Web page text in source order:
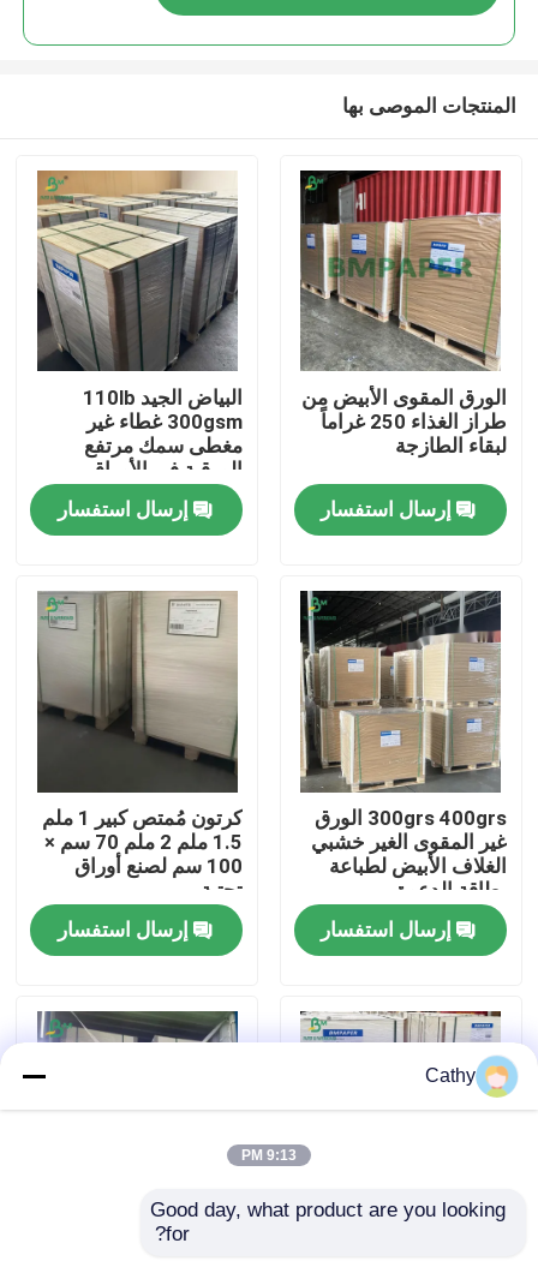
منزل
المنتجات
حول بنا
جولة في المعمل
ضبط الجودة
أخبار
المنتجات الموصى بها
الورق المقوى الأبيض من
طراز الغذاء 250 غراماً
لبقاء الطازجة
إرسال استفسار
البياض الجيد 110lb
300gsm غطاء غير
مغطى سمك مرتفع
الورقية في الأوراق
إرسال استفسار
300grs 400grs الورق
غير المقوى الغير خشبي
الغلاف الأبيض لطباعة
بطاقة الدعوة
إرسال استفسار
كرتون مُمتص كبير 1 ملم
1.5 ملم 2 ملم 70 سم ×
100 سم لصنع أوراق
تحتية
إرسال استفسار
Cathy
9:13 PM
Good day, what product are you looking
for?